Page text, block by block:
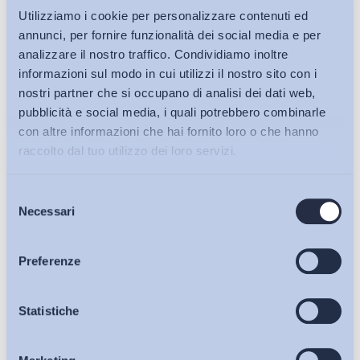
Utilizziamo i cookie per personalizzare contenuti ed
annunci, per fornire funzionalità dei social media e per
analizzare il nostro traffico. Condividiamo inoltre
informazioni sul modo in cui utilizzi il nostro sito con i
nostri partner che si occupano di analisi dei dati web,
pubblicità e social media, i quali potrebbero combinarle
con altre informazioni che hai fornito loro o che hanno
raccolto dal tuo utilizzo dei loro servizi.
delNecessari
Preferenze
Statistiche
Bollettini ADAPT
Articoli
Osservatori
17/02/2025
Contratto di apprendistato e pubbliche amministrazioni:
una sperimentazione che non decolla
Apprendistato e Tirocini, Politiche del lavoro e Incentivi
LINK
“Le persone al centro”: l’ultima frontiera della
Istruzione e Formazione, Politiche del lavoro e Incentivi
LINK